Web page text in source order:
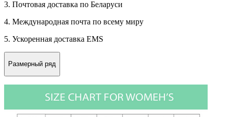
3. Почтовая доставка по Беларуси
4. Международная почта по всему миру
5. Ускоренная доставка EMS
Размерный ряд